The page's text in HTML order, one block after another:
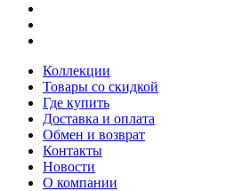
Коллекции
Товары со скидкой
Где купить
Доставка и оплата
Обмен и возврат
Контакты
Новости
О компании